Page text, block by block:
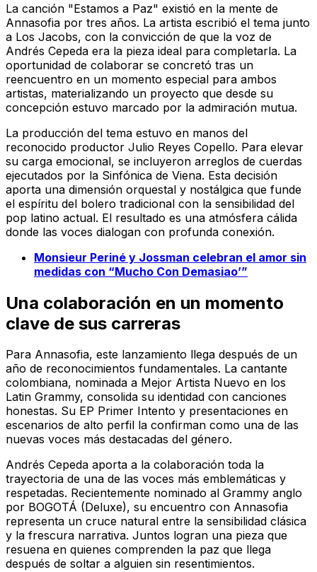
La canción "Estamos a Paz" existió en la mente de
Annasofia por tres años. La artista escribió el tema junto
a Los Jacobs, con la convicción de que la voz de
Andrés Cepeda era la pieza ideal para completarla. La
oportunidad de colaborar se concretó tras un
reencuentro en un momento especial para ambos
artistas, materializando un proyecto que desde su
concepción estuvo marcado por la admiración mutua.
La producción del tema estuvo en manos del
reconocido productor Julio Reyes Copello. Para elevar
su carga emocional, se incluyeron arreglos de cuerdas
ejecutados por la Sinfónica de Viena. Esta decisión
aporta una dimensión orquestal y nostálgica que funde
el espíritu del bolero tradicional con la sensibilidad del
pop latino actual. El resultado es una atmósfera cálida
donde las voces dialogan con profunda conexión.
Monsieur Periné y Jossman celebran el amor sin
medidas con “Mucho Con Demasiao’”
Una colaboración en un momento
clave de sus carreras
Para Annasofia, este lanzamiento llega después de un
año de reconocimientos fundamentales. La cantante
colombiana, nominada a Mejor Artista Nuevo en los
Latin Grammy, consolida su identidad con canciones
honestas. Su EP Primer Intento y presentaciones en
escenarios de alto perfil la confirman como una de las
nuevas voces más destacadas del género.
Andrés Cepeda aporta a la colaboración toda la
trayectoria de una de las voces más emblemáticas y
respetadas. Recientemente nominado al Grammy anglo
por BOGOTÁ (Deluxe), su encuentro con Annasofia
representa un cruce natural entre la sensibilidad clásica
y la frescura narrativa. Juntos logran una pieza que
resuena en quienes comprenden la paz que llega
después de soltar a alguien sin resentimientos.